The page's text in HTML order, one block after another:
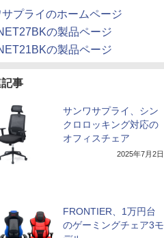
プライのホームページ
の製品ページ
の製品ページ
事
サンワサプライ、シン
クロロッキング対応の
オフィスチェア
2025年7月2日
FRONTIER、1万円台
のゲーミングチェア3モ